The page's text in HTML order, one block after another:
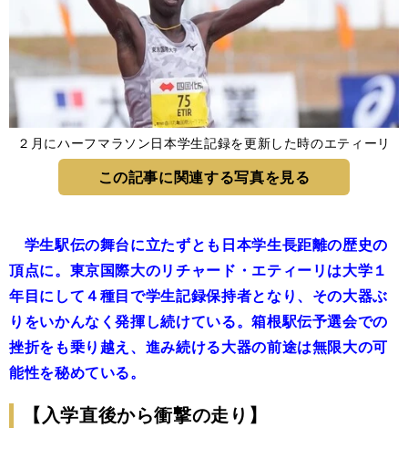
２月にハーフマラソン日本学生記録を更新した時のエティーリ
この記事に関連する写真を見る
学生駅伝の舞台に立たずとも日本学生長距離の歴史の
頂点に。東京国際大のリチャード・エティーリは大学１
年目にして４種目で学生記録保持者となり、その大器ぶ
りをいかんなく発揮し続けている。箱根駅伝予選会での
挫折をも乗り越え、進み続ける大器の前途は無限大の可
能性を秘めている。
【入学直後から衝撃の走り】